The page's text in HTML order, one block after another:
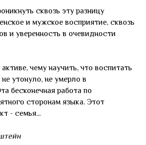
сквозь эту разницу
и мужское восприятие, сквозь
и уверенность в очевидности
чему научить, что воспитать
утонуло, не умерло в
бесконечная работа по
сторонам языка. Этот
- семья...